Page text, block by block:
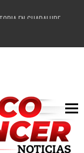
EN GUADALUPE
SOSPECHOSA DE
PARA GUADALUPE
DE LA LACTANCIA
CULTURAL Y
CUATRO MESES EN